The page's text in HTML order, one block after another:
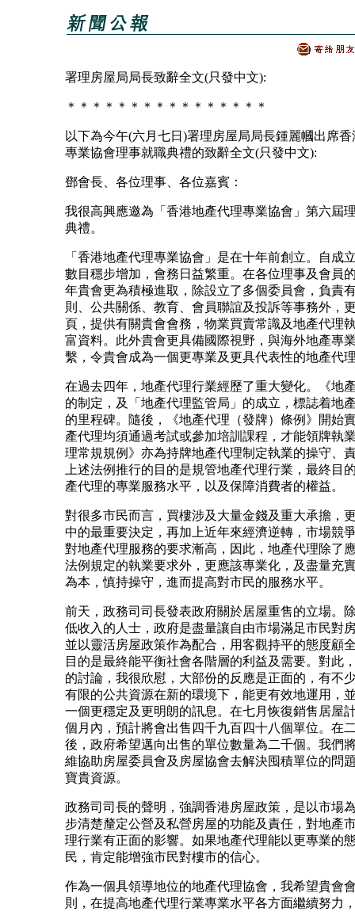
署理房屋局局長致辭全文(只發中文):
＊＊＊＊＊＊＊＊＊＊＊＊＊＊＊＊
以下為今午(六月七日)署理房屋局局長鍾麗幗出席
專業協會理事就職典禮的致辭全文(只發中文):
鄧會長、各位理事、各位嘉賓：
我很高興應邀為「香港地產代理專業協會」第六屆
典禮。
「香港地產代理專業協會」是在十年前創立。自成
數目穩步增加，會務日益繁重。在各位理事及會員
年貴會更為積極進取，除設立了多個委員會，負責
則、公共關係、教育、會員聯誼及投訴等事務外，
頁，提供有關貴會會務，物業買賣常識及地產代理
富資料。此外貴會更具備國際視野，與海外地產專
繫，令貴會成為一個更專業及更具代表性的地產代
在過去四年，地產代理行業經歷了重大變化。《地
的制定，及「地產代理監管局」的成立，標誌着地
的里程碑。隨後，《地產代理（發牌）條例》開始
產代理均須通過考試或參加培訓課程，才能領牌執
理常規規例》亦為持牌地產代理制定執業的操守、
上述法例推行的目的是規管地產代理行業，最終目
產代理的專業服務水平，以及保障消費者的權益。
對很多市民而言，買樓涉及大量金錢及重大承擔，
中的最重要決定，再加上近年來經濟逆轉，市場競
對地產代理服務的要求漸高，因此，地產代理除了
法例規定的執業要求外，更應該專業化，及盡量充
為本，慎持操守，進而提高對市民的服務水平。
前天，政務司司長發表政府關於居屋重售的立場。
低收入的人士，政府是盡量讓自由市場滿足市民對
並以靈活房屋政策作為配合，用客觀持平的態度顧
目的是最終能平衡社會各階層的利益及需要。對此
的討論，我很欣慰，大部份的反應是正面的，有不
有限的公共資源在新的環境下，能更有效地運用，
一個更穩定及更明朗的訊息。在七月恢復銷售居屋
個月內，預計將會出售四千九百四十八個單位。在
後，政府希望邁向出售的單位數量為二千個。我們
維協助房屋委員會及房屋協會去解決囤積單位的問
寶貴資源。
政務司司長的聲明，強調香港房屋政策，是以市場
步清楚釐定公營及私營房屋的功能及責任，對地產
理行業有正面的影響。如果地產代理能以更專業的
民，肯定能增強市民對樓市的信心。
作為一個具領導地位的地產代理協會，我希望貴會
則，在提高地產代理行業專業水平各方面繼續努力